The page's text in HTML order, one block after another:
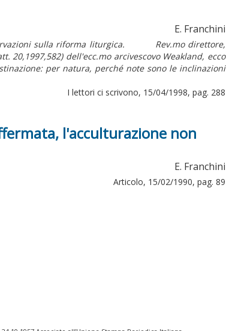
E. Franchini
sulla riforma liturgica. Rev.mo direttore,
dell'ecc.mo arcivescovo Weakland, ecco
per natura, perché note sono le inclinazioni
I lettori ci scrivono, 15/04/1998, pag. 288
l'acculturazione non
E. Franchini
Articolo, 15/02/1990, pag. 89